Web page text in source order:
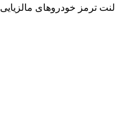
لنت ترمز خودروهای مالزیایی